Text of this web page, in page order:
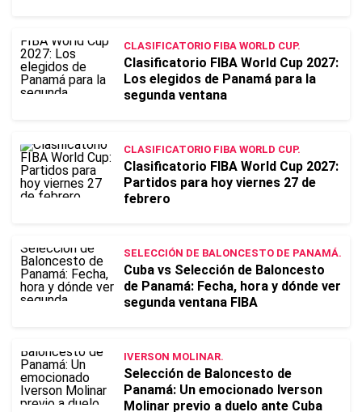
CLASIFICATORIO FIBA WORLD CUP.
Clasificatorio FIBA World Cup 2027:
Los elegidos de Panamá para la
segunda ventana
CLASIFICATORIO FIBA WORLD CUP.
Clasificatorio FIBA World Cup 2027:
Partidos para hoy viernes 27 de
febrero
SELECCIÓN DE BALONCESTO DE PANAMÁ.
Cuba vs Selección de Baloncesto
de Panamá: Fecha, hora y dónde ver
segunda ventana FIBA
IVERSON MOLINAR.
Selección de Baloncesto de
Panamá: Un emocionado Iverson
Molinar previo a duelo ante Cuba